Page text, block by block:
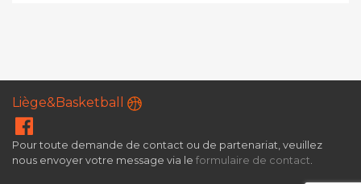
Liège&Basketball
Pour toute demande de contact ou de partenariat, veuillez
nous envoyer votre message via le formulaire de contact.